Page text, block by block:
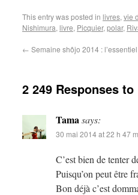
This entry was posted in livres, vie
Nishimura, livre, Picquier, polar,
← Semaine shôjo 2014 :
2 249 Responses to
Tamasays:
30 mai 2014 at 22 h 47
C’est bien de tenter
Puisqu’on peut être
Bon déjà c’est